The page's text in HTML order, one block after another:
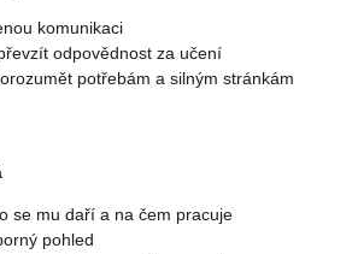
komunikaci
odpovědnost za učení
potřebám a silným stránkám
se mu daří a na čem pracuje
pohled